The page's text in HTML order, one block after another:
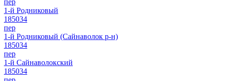
1-й Родниковый
185034
пер
1-й Родниковый (Сайнаволок р-н)
185034
пер
1-й Сайнаволокский
185034